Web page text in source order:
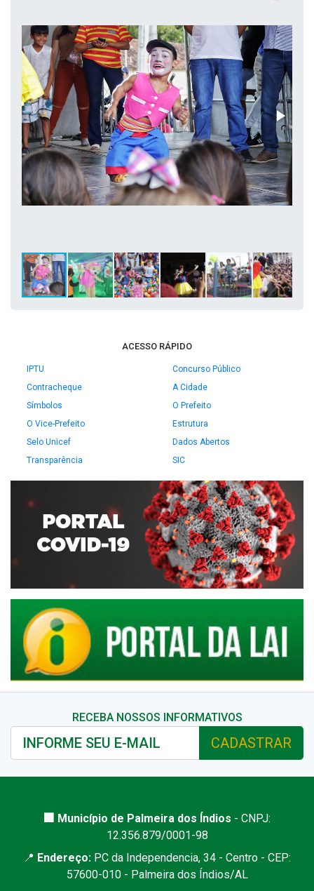
ACESSO RÁPIDO
IPTU
Concurso Público
Contracheque
A Cidade
Símbolos
O Prefeito
O Vice-Prefeito
Estrutura
Selo Unicef
Dados Abertos
Transparência
SIC
RECEBA NOSSOS INFORMATIVOS
CADASTRAR
🏢 Município de Palmeira dos Índios - CNPJ:
12.356.879/0001-98
📍 Endereço: PC da Independencia, 34 - Centro - CEP:
57600-010 - Palmeira dos Índios/AL